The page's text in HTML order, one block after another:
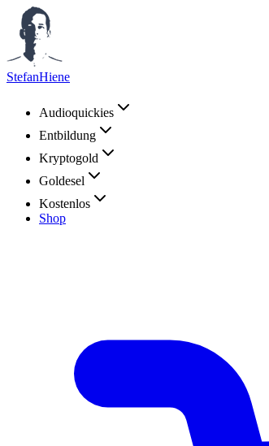
StefanHiene
Audioquickies
Entbildung
Kryptogold
Goldesel
Kostenlos
Shop